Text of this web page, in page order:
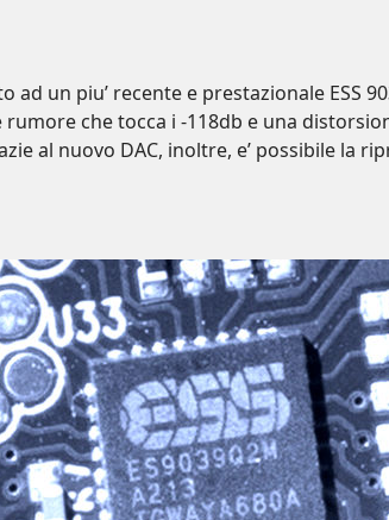
ad un piu’ recente e prestazionale
che tocca i -118db e una
al nuovo DAC, inoltre, e’ possibile la